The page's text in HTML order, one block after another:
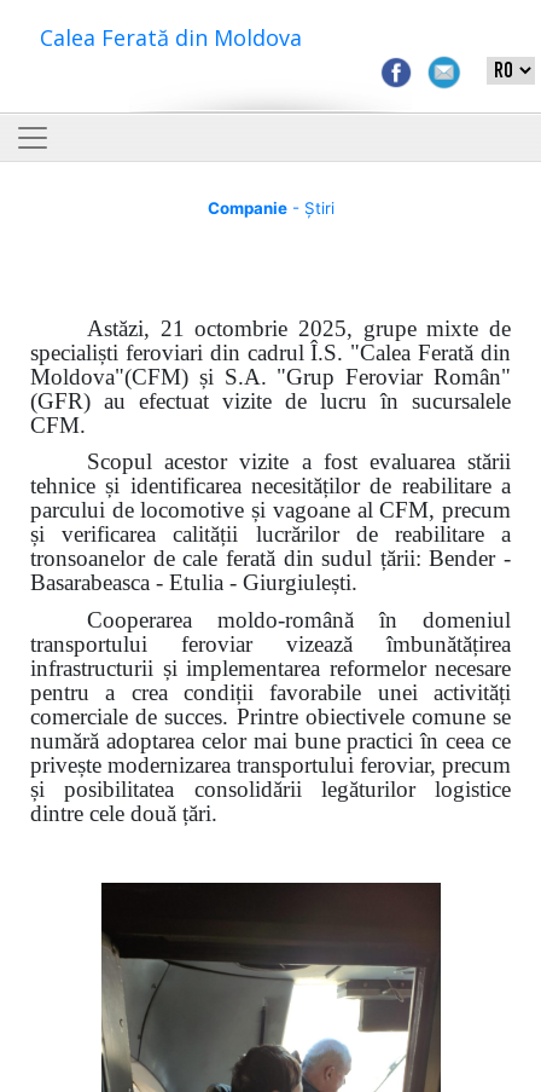
Calea Ferată din Moldova
Companie- Știri
Astăzi, 21 octombrie 2025, grupe mixte de
specialiști feroviari din cadrul Î.S. "Calea Ferată din
Moldova"(CFM) și S.A. "Grup Feroviar Român"
(GFR) au efectuat vizite de lucru în sucursalele
CFM.
Scopul acestor vizite a fost evaluarea stării
tehnice și identificarea necesităților de reabilitare a
parcului de locomotive și vagoane al CFM, precum
și verificarea calității lucrărilor de reabilitare a
tronsoanelor de cale ferată din sudul țării: Bender -
Basarabeasca - Etulia - Giurgiulești.
Cooperarea moldo-română în domeniul
transportului feroviar vizează îmbunătățirea
infrastructurii și implementarea reformelor necesare
pentru a crea condiții favorabile unei activități
comerciale de succes. Printre obiectivele comune se
numără adoptarea celor mai bune practici în ceea ce
privește modernizarea transportului feroviar, precum
și posibilitatea consolidării legăturilor logistice
dintre cele două țări.